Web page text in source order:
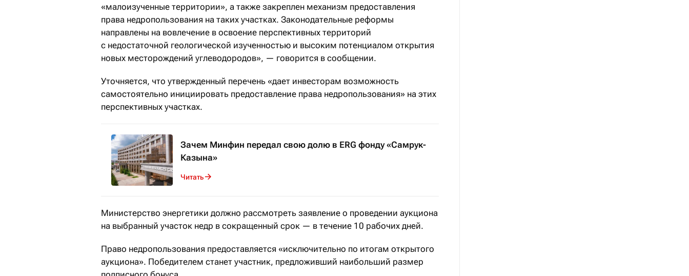
«малоизученные территории», а также закреплен механизм предоставления
права недропользования на таких участках. Законодательные реформы
направлены на вовлечение в освоение перспективных территорий
с недостаточной геологической изученностью и высоким потенциалом открытия
новых месторождений углеводородов», — говорится в сообщении.
Уточняется, что утвержденный перечень «дает инвесторам возможность
самостоятельно инициировать предоставление права недропользования» на этих
перспективных участках.
Зачем Минфин передал свою долю в ERG фонду «Самрук-
Казына»
Читать
Министерство энергетики должно рассмотреть заявление о проведении аукциона
на выбранный участок недр в сокращенный срок — в течение 10 рабочих дней.
Право недропользования предоставляется «исключительно по итогам открытого
аукциона». Победителем станет участник, предложивший наибольший размер